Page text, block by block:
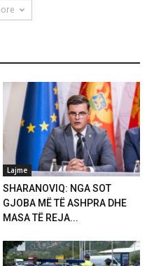
Lajme
SHARANOVIQ: NGA SOT
GJOBA MË TË ASHPRA DHE
MASA TË REJA...